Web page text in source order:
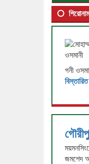
শিরোনাম
গনী
জমশেদ